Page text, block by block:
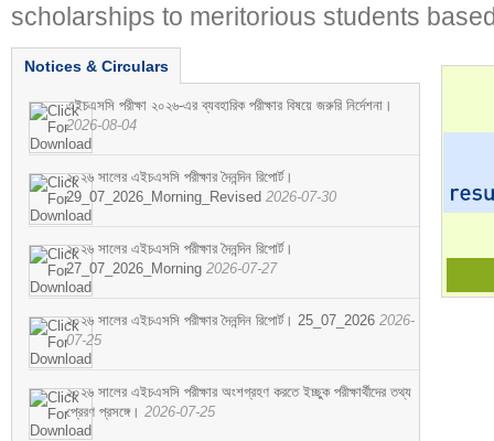
scholarships to meritorious students
Notices & Circulars
এইচএসসি পরীক্ষা ২০২৬-এর ব্যবহারিক পরীক্ষার বিষয়ে জরুরি নির্দেশনা।
2026-08-04
২০২৬ সালের এইচএসসি পরীক্ষার দৈনন্দিন রিপোর্ট।
29_07_2026_Morning_Revised 2026-07-30
২০২৬ সালের এইচএসসি পরীক্ষার দৈনন্দিন রিপোর্ট।
27_07_2026_Morning 2026-07-27
২০২৬ সালের এইচএসসি পরীক্ষার দৈনন্দিন রিপোর্ট। 25_07_2026 2026-
07-25
২০২৬ সালের এইচএসসি পরীক্ষার অংশগ্রহণ করতে ইচ্ছুক পরীক্ষার্থীদের তথ্য
প্রেরণ প্রসঙ্গে। 2026-07-25